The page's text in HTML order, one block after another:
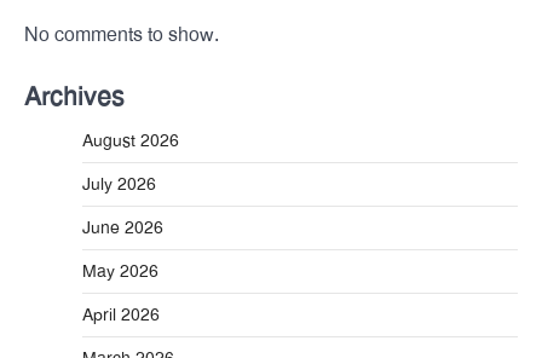
No comments to show.
Archives
August 2026
July 2026
June 2026
May 2026
April 2026